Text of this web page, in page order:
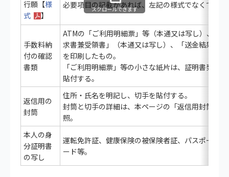
行願【様
式
】
必要項目の記載があれば、左記の様式でなくても可
手数料納
付の確認
書類
ATMの「ご利用明細票」等（本通又は写し）、「
求書兼受領書」（本通又は写し）、「送金結果確
を印刷したもの。
「ご利用明細票」等の小さな紙片は、証明書発行
貼付する。
返信用の
封筒
住所・氏名を明記し、切手を貼付する。
封筒と切手の詳細は、本ページの「返信用封筒と
照。
本人の身
分証明書
の写し
運転免許証、健康保険の被保険者証、パスポート
ード等。
スクロールできます